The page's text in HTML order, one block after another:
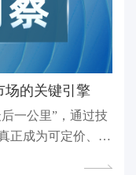
场的关键引擎‌
一公里”，通过技
正成为可定价、可